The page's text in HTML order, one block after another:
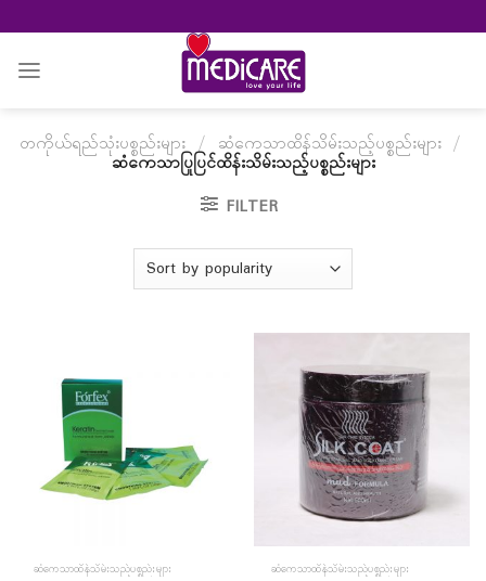
to
content
တကိုယ်ရည်သုံးပစ္စည်းများ / ဆံကေသာထိန်သိမ်းသည့်ပစ္စည်းများ /
ဆံကေသာပြုပြင်ထိန်းသိမ်းသည့်ပစ္စည်းများ
FILTER
ဆံကေသာထိန်သိမ်းသည့်ပစ္စည်းများ ဆံကေသာထိန်သိမ်းသည့်ပစ္စည်းများ